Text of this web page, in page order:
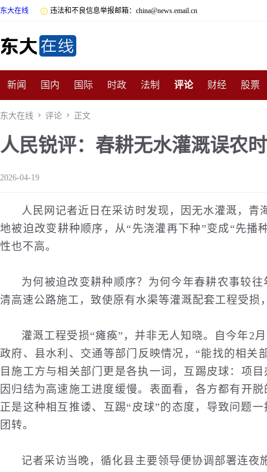
东大在线  违法和不良信息举报邮箱：china@news.email.cn
新闻 国内 国际 时政 法制 评论 财经 股票
数码 民俗 招商
非遗 公益 娱乐 游戏 影视 明星 时尚 体育
东大在线  评论  正文
人民锐评：春耕无水灌溉误农
2026-04-19
人民网记者近日在采访时发现，因无水灌溉，青
地被迫改变耕种顺序，从“先浇灌再下种”变成“先播
性也不高。
为何被迫改变耕种顺序？为何今年春耕农事较
清高速公路施工，致使原有水渠等灌溉配套工程受损
灌溉工程受损“瘫痪”，并非无人知晓。自今年2
政府、县水利、 交通等部门反映情况，“能找的相关
目施工方与相关部门更是各执一词，互踢皮球：项
因归结为高速施工进度缓慢。表面看，各方都有开
正是这种相互推诿、互踢“皮球”的态度，导致问题
团转。
记者采访当晚，循化县主要领导便协调部署连夜